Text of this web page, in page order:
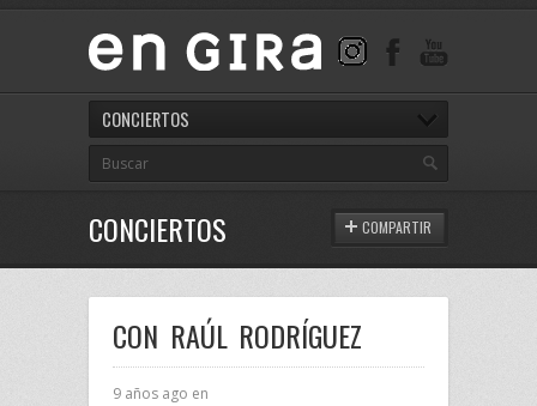
CONCIERTOS
CONCIERTOS COMPARTIR
CON RAÚL RODRÍGUEZ
9 años ago en